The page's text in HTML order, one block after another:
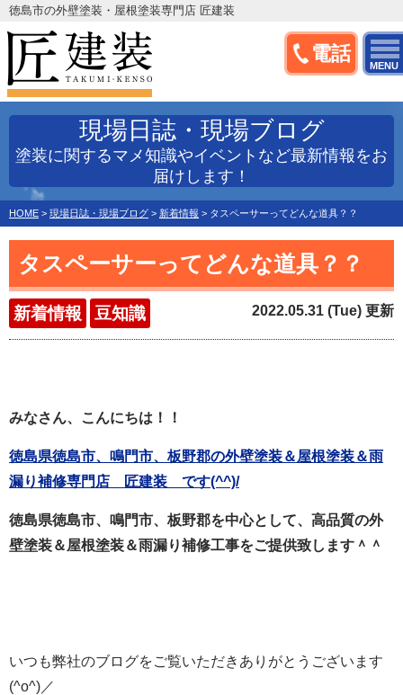
電話
MENU
徳島市の外壁塗装・屋根塗装専門店 匠建装
現場日誌・現場ブログ
塗装に関するマメ知識やイベントなど最新情報をお
届けします！
HOME > 現場日誌・現場ブログ > 新着情報 > タスペーサーってどんな道具？？
タスペーサーってどんな道具？？
新着情報 豆知識 2022.05.31 (Tue) 更新
みなさん、こんにちは！！
徳島県徳島市、鳴門市、板野郡の外壁塗装＆屋根塗装＆雨
漏り補修専門店 匠建装 です(^^)/
徳島県徳島市、鳴門市、板野郡を中心として、高品質の外
壁塗装＆屋根塗装＆雨漏り補修工事をご提供致します＾＾
いつも弊社のブログをご覧いただきありがとうございます
(^o^)／